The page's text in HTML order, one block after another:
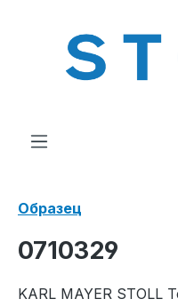
Образец
0710329
KARL MAYER STOLL